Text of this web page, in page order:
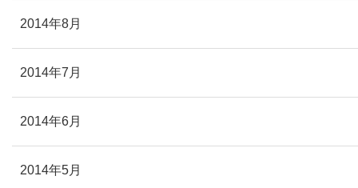
2014年8月
2014年7月
2014年6月
2014年5月